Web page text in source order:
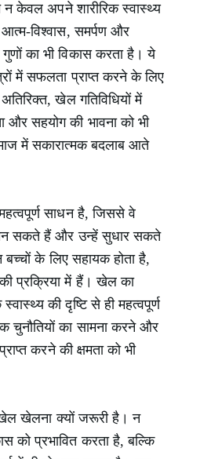
केवल अपने शारीरिक स्वास्थ्य
विश्वास, समर्पण और
का भी विकास करता है। ये
में सफलता प्राप्त करने के लिए
खेल गतिविधियों में
और सहयोग की भावना को भी
में सकारात्मक बदलाब आते
साधन है, जिससे वे
सकते हैं और उन्हें सुधार सकते
के लिए सहायक होता है,
प्रक्रिया में हैं। खेल का
की दृष्टि से ही महत्वपूर्ण
चुनौतियों का सामना करने और
करने की क्षमता को भी
खेलना क्यों जरूरी है। न
को प्रभावित करता है, बल्कि